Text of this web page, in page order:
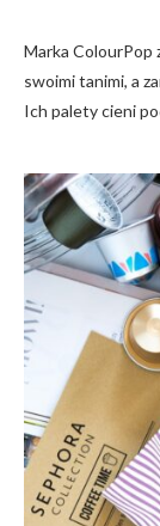
Marka ColourPop
swoimi tanimi, a
Ich palety cieni